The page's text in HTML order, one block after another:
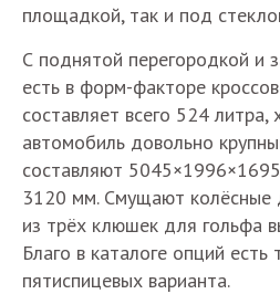
площадкой, так и под
С поднятой перегородкой и
есть в форм-факторе
составляет всего 524 литра,
автомобиль довольно
составляют
3120 мм. Смущают колёсные
из трёх клюшек для гольфа
Благо в каталоге опций
пятиспицевых варианта.